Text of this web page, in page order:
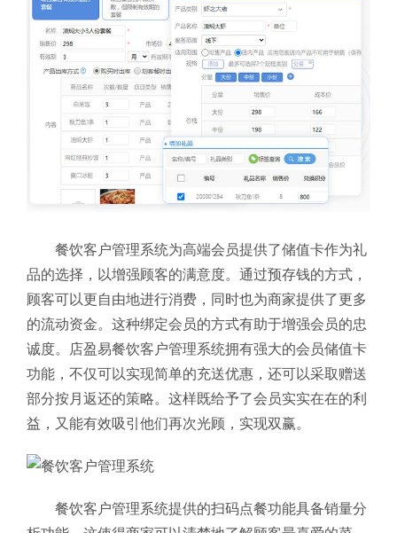
餐饮客户管理系统为高端会员提供了储值卡作为礼
品的选择，以增强顾客的满意度。通过预存钱的方式，
顾客可以更自由地进行消费，同时也为商家提供了更多
的流动资金。这种绑定会员的方式有助于增强会员的忠
诚度。店盈易餐饮客户管理系统拥有强大的会员储值卡
功能，不仅可以实现简单的充送优惠，还可以采取赠送
部分按月返还的策略。这样既给予了会员实实在在的利
益，又能有效吸引他们再次光顾，实现双赢。
餐饮客户管理系统提供的扫码点餐功能具备销量分